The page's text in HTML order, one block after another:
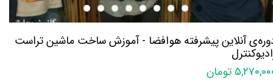
آنلاین پیشرفته هوافضا - آموزش ساخت ماشین تراست
تومان